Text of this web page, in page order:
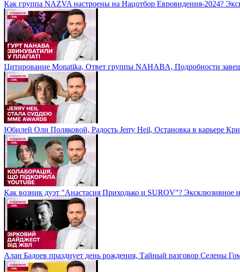
Как группа NAZVA настроены на Нацотбор Евровидения-2024?
Цитирование Monatikа, Ответ группы NAHABA, Подробности
Юбилей Оли Поляковой, Радость Jerry Heil, Остановка в карьере
Как возник дуэт "Анастасия Приходько и SUROV"? Эксклюзивное
Алан Бадоев празднует день рождения, Тайный разговор Селены